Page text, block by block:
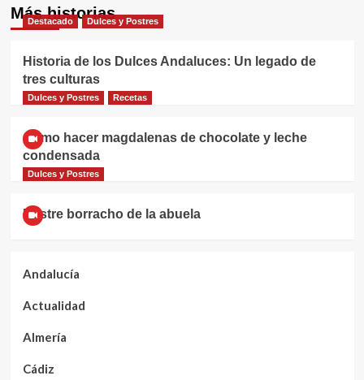
Más historias
Destacado Dulces y Postres
Historia de los Dulces Andaluces: Un legado de
tres culturas
Dulces y Postres Recetas
Cómo hacer magdalenas de chocolate y leche
condensada
Dulces y Postres
Postre borracho de la abuela
Andalucía
Actualidad
Almería
Cádiz